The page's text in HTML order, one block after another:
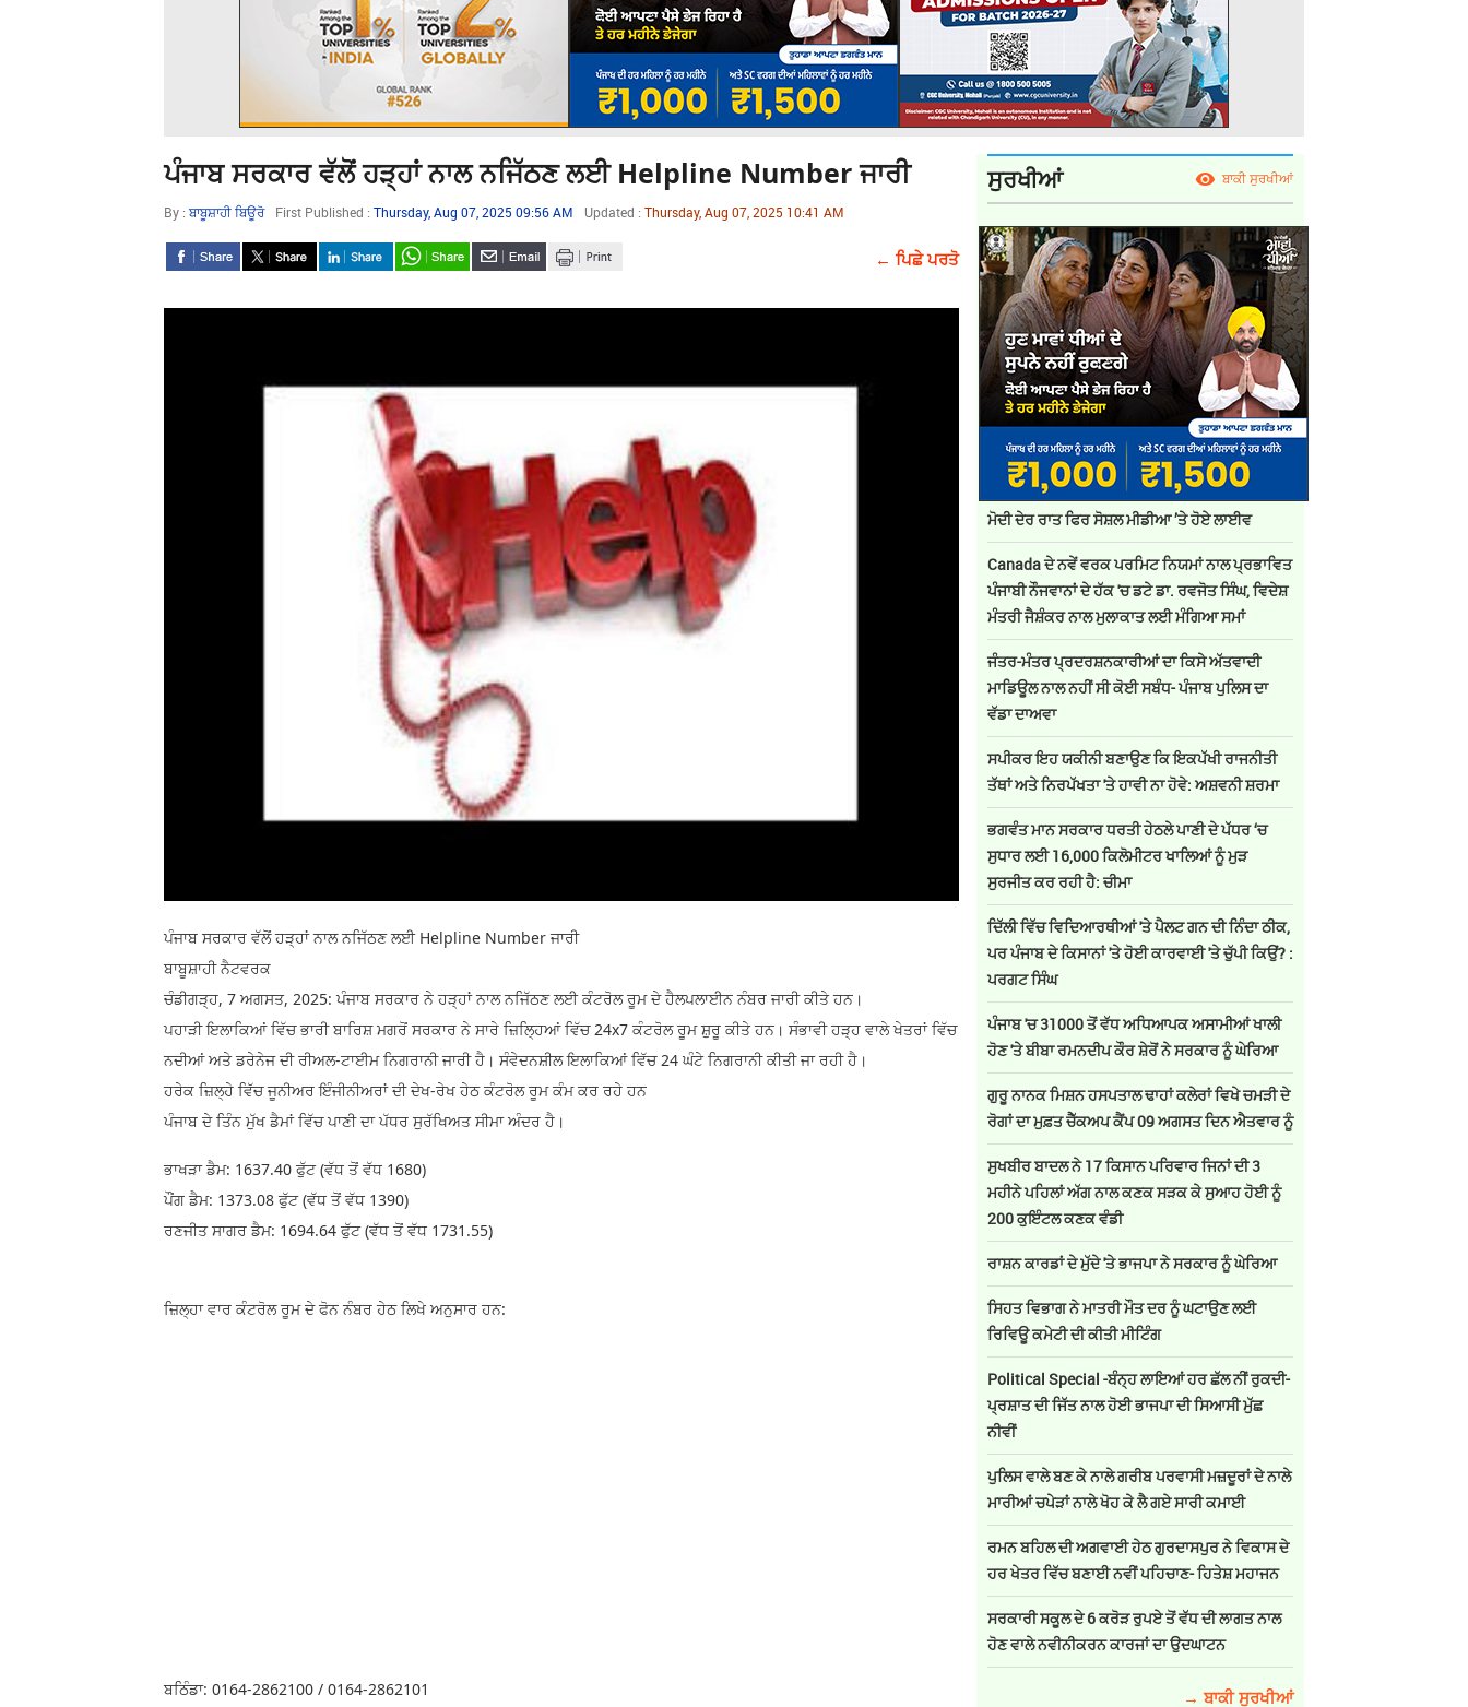
ਪੰਜਾਬ ਸਰਕਾਰ ਵੱਲੋਂ ਹੜ੍ਹਾਂ ਨਾਲ ਨਜਿੱਠਣ ਲਈ Helpline Number ਜਾਰੀ
By : ਬਾਬੂਸ਼ਾਹੀ ਬਿਊਰੋ First Published : Thursday, Aug 07, 2025 09:56 AM Updated : Thursday, Aug 07, 2025 10:41 AM
← ਪਿਛੇ ਪਰਤੋ
ਪੰਜਾਬ ਸਰਕਾਰ ਵੱਲੋਂ ਹੜ੍ਹਾਂ ਨਾਲ ਨਜਿੱਠਣ ਲਈ Helpline Number ਜਾਰੀ
ਬਾਬੂਸ਼ਾਹੀ ਨੈਟਵਰਕ
ਚੰਡੀਗੜ੍ਹ, 7 ਅਗਸਤ, 2025: ਪੰਜਾਬ ਸਰਕਾਰ ਨੇ ਹੜ੍ਹਾਂ ਨਾਲ ਨਜਿੱਠਣ ਲਈ ਕੰਟਰੋਲ ਰੂਮ ਦੇ ਹੈਲਪਲਾਈਨ ਨੰਬਰ ਜਾਰੀ ਕੀਤੇ ਹਨ।
ਪਹਾੜੀ ਇਲਾਕਿਆਂ ਵਿੱਚ ਭਾਰੀ ਬਾਰਿਸ਼ ਮਗਰੋਂ ਸਰਕਾਰ ਨੇ ਸਾਰੇ ਜ਼ਿਲ੍ਹਿਆਂ ਵਿੱਚ 24x7 ਕੰਟਰੋਲ ਰੂਮ ਸ਼ੁਰੂ ਕੀਤੇ ਹਨ। ਸੰਭਾਵੀ ਹੜ੍ਹ ਵਾਲੇ ਖੇਤਰਾਂ ਵਿੱਚ
ਨਦੀਆਂ ਅਤੇ ਡਰੇਨੇਜ ਦੀ ਰੀਅਲ-ਟਾਈਮ ਨਿਗਰਾਨੀ ਜਾਰੀ ਹੈ। ਸੰਵੇਦਨਸ਼ੀਲ ਇਲਾਕਿਆਂ ਵਿੱਚ 24 ਘੰਟੇ ਨਿਗਰਾਨੀ ਕੀਤੀ ਜਾ ਰਹੀ ਹੈ।
ਹਰੇਕ ਜ਼ਿਲ੍ਹੇ ਵਿੱਚ ਜੂਨੀਅਰ ਇੰਜੀਨੀਅਰਾਂ ਦੀ ਦੇਖ-ਰੇਖ ਹੇਠ ਕੰਟਰੋਲ ਰੂਮ ਕੰਮ ਕਰ ਰਹੇ ਹਨ
ਪੰਜਾਬ ਦੇ ਤਿੰਨ ਮੁੱਖ ਡੈਮਾਂ ਵਿੱਚ ਪਾਣੀ ਦਾ ਪੱਧਰ ਸੁਰੱਖਿਅਤ ਸੀਮਾ ਅੰਦਰ ਹੈ।
ਭਾਖੜਾ ਡੈਮ: 1637.40 ਫੁੱਟ (ਵੱਧ ਤੋਂ ਵੱਧ 1680)
ਪੌਂਗ ਡੈਮ: 1373.08 ਫੁੱਟ (ਵੱਧ ਤੋਂ ਵੱਧ 1390)
ਰਣਜੀਤ ਸਾਗਰ ਡੈਮ: 1694.64 ਫੁੱਟ (ਵੱਧ ਤੋਂ ਵੱਧ 1731.55)
ਜ਼ਿਲ੍ਹਾ ਵਾਰ ਕੰਟਰੋਲ ਰੂਮ ਦੇ ਫੋਨ ਨੰਬਰ ਹੇਠ ਲਿਖੇ ਅਨੁਸਾਰ ਹਨ:
ਬਠਿੰਡਾ: 0164-2862100 / 0164-2862101
ਸੁਰਖੀਆਂ ਬਾਕੀ ਸੁਰਖੀਆਂ
ਮੋਦੀ ਦੇਰ ਰਾਤ ਫਿਰ ਸੋਸ਼ਲ ਮੀਡੀਆ ’ਤੇ ਹੋਏ ਲਾਈਵ
Canada ਦੇ ਨਵੇਂ ਵਰਕ ਪਰਮਿਟ ਨਿਯਮਾਂ ਨਾਲ ਪ੍ਰਭਾਵਿਤ
ਪੰਜਾਬੀ ਨੌਜਵਾਨਾਂ ਦੇ ਹੱਕ 'ਚ ਡਟੇ ਡਾ. ਰਵਜੋਤ ਸਿੰਘ, ਵਿਦੇਸ਼
ਮੰਤਰੀ ਜੈਸ਼ੰਕਰ ਨਾਲ ਮੁਲਾਕਾਤ ਲਈ ਮੰਗਿਆ ਸਮਾਂ
ਜੰਤਰ-ਮੰਤਰ ਪ੍ਰਦਰਸ਼ਨਕਾਰੀਆਂ ਦਾ ਕਿਸੇ ਅੱਤਵਾਦੀ
ਮਾਡਿਊਲ ਨਾਲ ਨਹੀਂ ਸੀ ਕੋਈ ਸਬੰਧ- ਪੰਜਾਬ ਪੁਲਿਸ ਦਾ
ਵੱਡਾ ਦਾਅਵਾ
ਸਪੀਕਰ ਇਹ ਯਕੀਨੀ ਬਣਾਉਣ ਕਿ ਇਕਪੱਖੀ ਰਾਜਨੀਤੀ
ਤੱਥਾਂ ਅਤੇ ਨਿਰਪੱਖਤਾ 'ਤੇ ਹਾਵੀ ਨਾ ਹੋਵੇ: ਅਸ਼ਵਨੀ ਸ਼ਰਮਾ
ਭਗਵੰਤ ਮਾਨ ਸਰਕਾਰ ਧਰਤੀ ਹੇਠਲੇ ਪਾਣੀ ਦੇ ਪੱਧਰ ‘ਚ
ਸੁਧਾਰ ਲਈ 16,000 ਕਿਲੋਮੀਟਰ ਖਾਲਿਆਂ ਨੂੰ ਮੁੜ
ਸੁਰਜੀਤ ਕਰ ਰਹੀ ਹੈ: ਚੀਮਾ
ਦਿੱਲੀ ਵਿੱਚ ਵਿਦਿਆਰਥੀਆਂ 'ਤੇ ਪੈਲਟ ਗਨ ਦੀ ਨਿੰਦਾ ਠੀਕ,
ਪਰ ਪੰਜਾਬ ਦੇ ਕਿਸਾਨਾਂ 'ਤੇ ਹੋਈ ਕਾਰਵਾਈ 'ਤੇ ਚੁੱਪੀ ਕਿਉਂ? :
ਪਰਗਟ ਸਿੰਘ
ਪੰਜਾਬ 'ਚ 31000 ਤੋਂ ਵੱਧ ਅਧਿਆਪਕ ਅਸਾਮੀਆਂ ਖਾਲੀ
ਹੋਣ 'ਤੇ ਬੀਬਾ ਰਮਨਦੀਪ ਕੌਰ ਸ਼ੇਰੋਂ ਨੇ ਸਰਕਾਰ ਨੂੰ ਘੇਰਿਆ
ਗੁਰੂ ਨਾਨਕ ਮਿਸ਼ਨ ਹਸਪਤਾਲ ਢਾਹਾਂ ਕਲੇਰਾਂ ਵਿਖੇ ਚਮੜੀ ਦੇ
ਰੋਗਾਂ ਦਾ ਮੁਫ਼ਤ ਚੈੱਕਅਪ ਕੈਂਪ 09 ਅਗਸਤ ਦਿਨ ਐਤਵਾਰ ਨੂੰ
ਸੁਖਬੀਰ ਬਾਦਲ ਨੇ 17 ਕਿਸਾਨ ਪਰਿਵਾਰ ਜਿਨਾਂ ਦੀ 3
ਮਹੀਨੇ ਪਹਿਲਾਂ ਅੱਗ ਨਾਲ ਕਣਕ ਸੜਕ ਕੇ ਸੁਆਹ ਹੋਈ ਨੂੰ
200 ਕੁਇੰਟਲ ਕਣਕ ਵੰਡੀ
ਰਾਸ਼ਨ ਕਾਰਡਾਂ ਦੇ ਮੁੱਦੇ 'ਤੇ ਭਾਜਪਾ ਨੇ ਸਰਕਾਰ ਨੂੰ ਘੇਰਿਆ
ਸਿਹਤ ਵਿਭਾਗ ਨੇ ਮਾਤਰੀ ਮੌਤ ਦਰ ਨੂੰ ਘਟਾਉਣ ਲਈ
ਰਿਵਿਊ ਕਮੇਟੀ ਦੀ ਕੀਤੀ ਮੀਟਿੰਗ
Political Special -ਬੰਨ੍ਹ ਲਾਇਆਂ ਹਰ ਛੱਲ ਨੀਂ ਰੁਕਦੀ-
ਪ੍ਰਸ਼ਾਤ ਦੀ ਜਿੱਤ ਨਾਲ ਹੋਈ ਭਾਜਪਾ ਦੀ ਸਿਆਸੀ ਮੁੱਛ
ਨੀਵੀਂ
ਪੁਲਿਸ ਵਾਲੇ ਬਣ ਕੇ ਨਾਲੇ ਗਰੀਬ ਪਰਵਾਸੀ ਮਜ਼ਦੂਰਾਂ ਦੇ ਨਾਲੇ
ਮਾਰੀਆਂ ਚਪੇੜਾਂ ਨਾਲੇ ਖੋਹ ਕੇ ਲੈ ਗਏ ਸਾਰੀ ਕਮਾਈ
ਰਮਨ ਬਹਿਲ ਦੀ ਅਗਵਾਈ ਹੇਠ ਗੁਰਦਾਸਪੁਰ ਨੇ ਵਿਕਾਸ ਦੇ
ਹਰ ਖੇਤਰ ਵਿੱਚ ਬਣਾਈ ਨਵੀਂ ਪਹਿਚਾਣ- ਹਿਤੇਸ਼ ਮਹਾਜਨ
ਸਰਕਾਰੀ ਸਕੂਲ ਦੇ 6 ਕਰੋੜ ਰੁਪਏ ਤੋਂ ਵੱਧ ਦੀ ਲਾਗਤ ਨਾਲ
ਹੋਣ ਵਾਲੇ ਨਵੀਨੀਕਰਨ ਕਾਰਜਾਂ ਦਾ ਉਦਘਾਟਨ
→ ਬਾਕੀ ਸੁਰਖੀਆਂ